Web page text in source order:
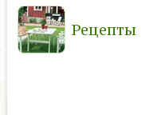
Рецепты